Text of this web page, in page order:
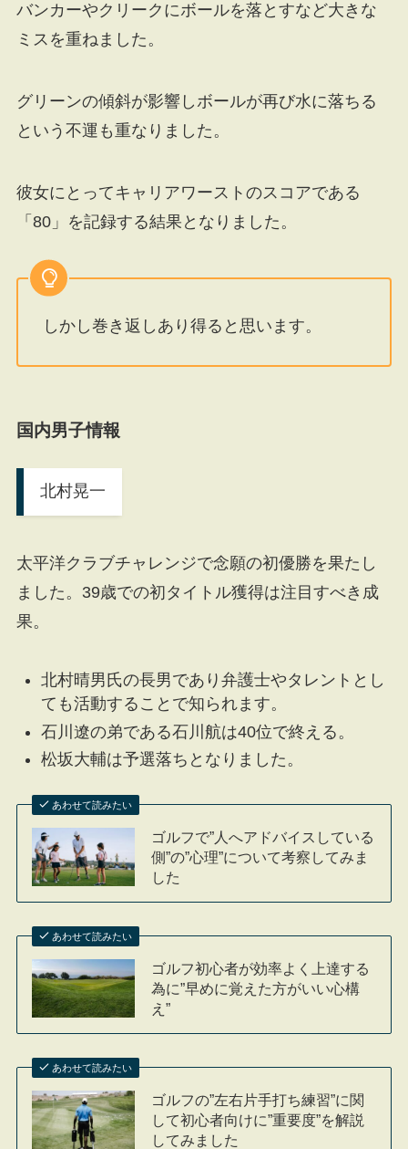
バンカーやクリークにボールを落とすなど大きな
ミスを重ねました。
グリーンの傾斜が影響しボールが再び水に落ちる
という不運も重なりました。
彼女にとってキャリアワーストのスコアである
「80」を記録する結果となりました。
しかし巻き返しあり得ると思います。
国内男子情報
北村晃一
太平洋クラブチャレンジで念願の初優勝を果たし
ました。39歳での初タイトル獲得は注目すべき成
果。
北村晴男氏の長男であり弁護士やタレントとし
ても活動することで知られます。
石川遼の弟である石川航は40位で終える。
松坂大輔は予選落ちとなりました。
あわせて読みたい
ゴルフで”人へアドバイスしている
側”の”心理”について考察してみま
した
あわせて読みたい
ゴルフ初心者が効率よく上達する
為に”早めに覚えた方がいい心構
え”
あわせて読みたい
ゴルフの”左右片手打ち練習”に関
して初心者向けに”重要度”を解説
してみました